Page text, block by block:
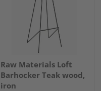
Raw Materials Loft
Barhocker Teak wood,
iron